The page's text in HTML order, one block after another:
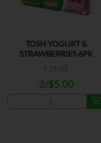
TOSH YOGURT &
STRAWBERRIES 6PK
5.25 OZ
2/$5.00